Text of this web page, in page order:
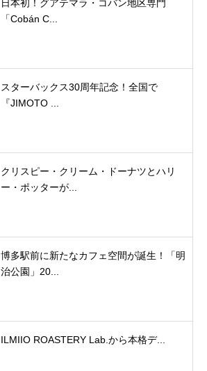
日本初！グアテマラ・コバン地区専門
「Cobán C...
スターバックス30周年記念！全国で
『JIMOTO ...
クリスピー・クリーム・ドーナツとハリ
ー・ポッターが...
博多駅前に新たなカフェ空間が誕生！「明
治公園」20...
ILMIIO ROASTERY Lab.から本格デ...